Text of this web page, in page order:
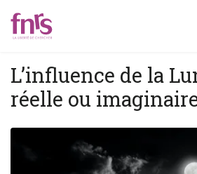
L’influence de la
réelle ou